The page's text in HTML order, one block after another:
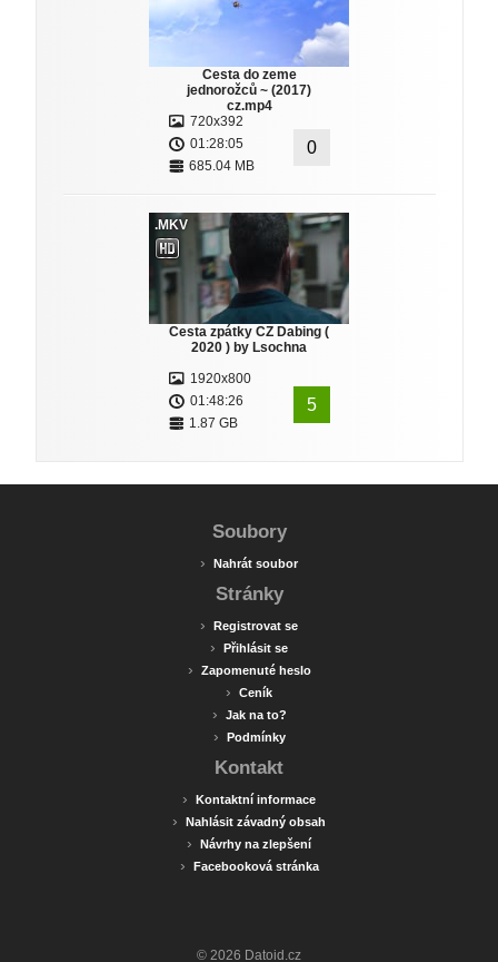
Cesta do zeme
jednorožců ~ (2017)
cz.mp4
720x392
01:28:05
685.04 MB
0
.MKV
Cesta zpátky CZ Dabing (
2020 ) by Lsochna
1920x800
01:48:26
1.87 GB
5
Soubory
› Nahrát soubor
Stránky
› Registrovat se
› Přihlásit se
› Zapomenuté heslo
› Ceník
› Jak na to?
› Podmínky
Kontakt
› Kontaktní informace
› Nahlásit závadný obsah
› Návrhy na zlepšení
› Facebooková stránka
© 2026 Datoid.cz